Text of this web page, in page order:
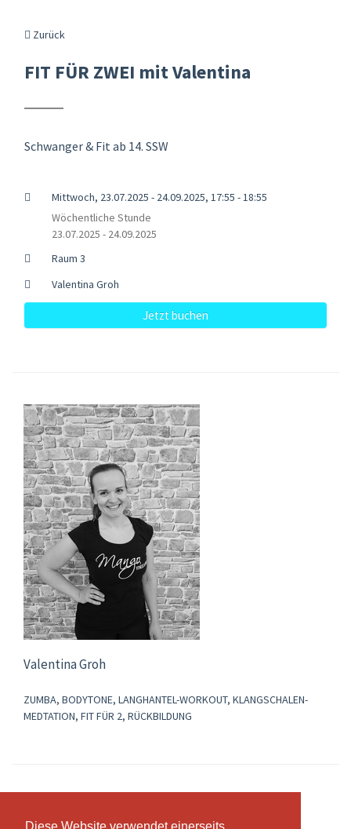
Zurück
FIT FÜR ZWEI mit Valentina
Schwanger & Fit ab 14. SSW
Mittwoch, 23.07.2025 - 24.09.2025, 17:55 - 18:55
Wöchentliche Stunde
23.07.2025 - 24.09.2025
Raum 3
Valentina Groh
Jetzt buchen
Valentina Groh
ZUMBA, BODYTONE, LANGHANTEL-WORKOUT, KLANGSCHALEN-
MEDTATION, FIT FÜR 2, RÜCKBILDUNG
Abonnemente & Preise